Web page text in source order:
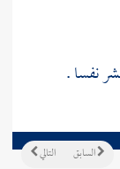
نفسا .
التالي السابق